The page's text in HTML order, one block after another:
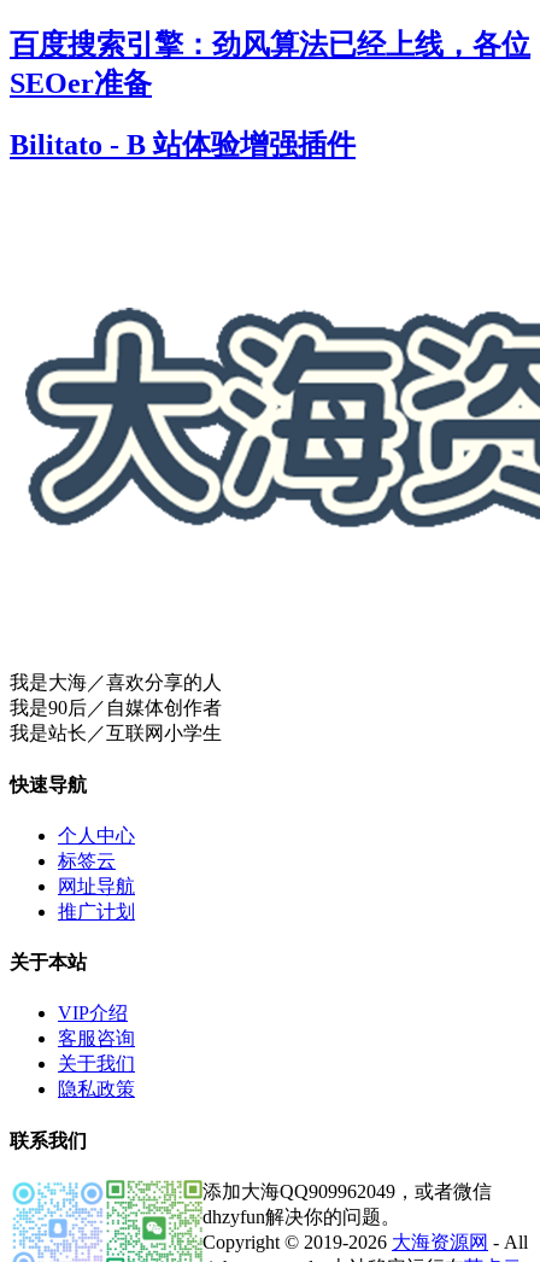
百度搜索引擎：劲风算法已经上线，各位
SEOer准备
Bilitato - B 站体验增强插件
我是大海／喜欢分享的人
我是90后／自媒体创作者
我是站长／互联网小学生
快速导航
个人中心
标签云
网址导航
推广计划
关于本站
VIP介绍
客服咨询
关于我们
隐私政策
联系我们
添加大海QQ909962049，或者微信
dhzyfun解决你的问题。
Copyright © 2019-2026 大海资源网 - All